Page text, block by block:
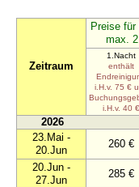
Zeitraum
Preise
max.
1.Nacht
enthält
i.H.v. 75 €
i.H.v. 40 €
2026
23.Mai -
20.Jun
260 €
20.Jun -
27.Jun
285 €